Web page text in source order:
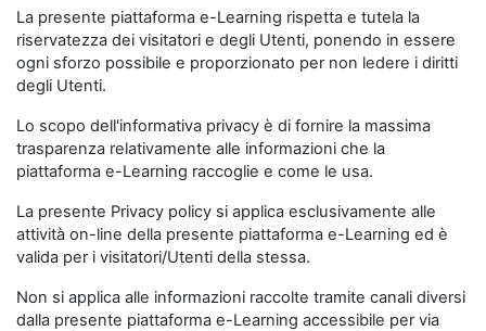
La presente piattaforma e-Learning rispetta e tutela la
riservatezza dei visitatori e degli Utenti, ponendo in essere
ogni sforzo possibile e proporzionato per non ledere i diritti
degli Utenti.
Lo scopo dell'informativa privacy è di fornire la massima
trasparenza relativamente alle informazioni che la
piattaforma e-Learning raccoglie e come le usa.
La presente Privacy policy si applica esclusivamente alle
attività on-line della presente piattaforma e-Learning ed è
valida per i visitatori/Utenti della stessa.
Non si applica alle informazioni raccolte tramite canali diversi
dalla presente piattaforma e-Learning accessibile per via